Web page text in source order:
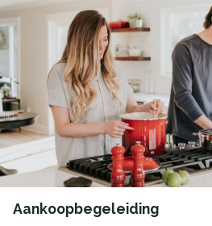
Aankoopbegeleiding